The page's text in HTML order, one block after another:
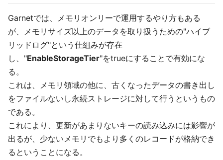
Garnetでは、メモリオンリーで運用するやり方もある
が、メモリサイズ以上のデータを取り扱うための"ハイブ
リッドログ"という仕組みが存在
し、"EnableStorageTier"をtrueにすることで有効にな
る。
これは、メモリ領域の他に、古くなったデータの書き出し
をファイルないし永続ストレージに対して行うというもの
である。
これにより、更新があまりないキーの読み込みには影響が
出るが、少ないメモリでもより多くのレコードが格納でき
るということになる。